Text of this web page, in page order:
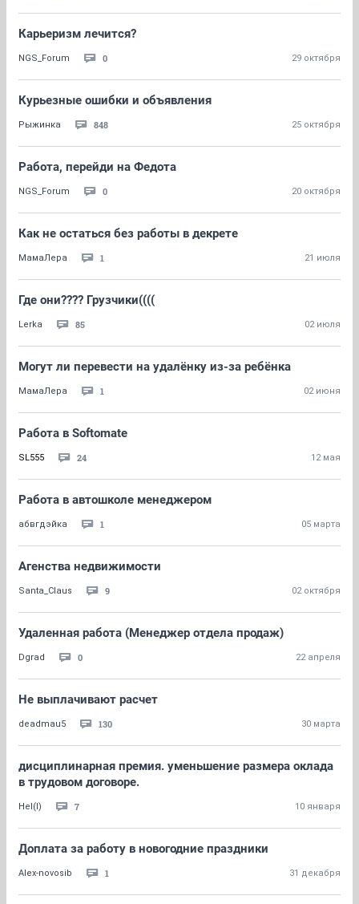
Карьеризм лечится?
NGS_Forum 0 29 октября
Курьезные ошибки и объявления
Рыжинка 848 25 октября
Работа, перейди на Федота
NGS_Forum 0 20 октября
Как не остаться без работы в декрете
МамаЛера 1 21 июля
Где они???? Грузчики((((
Lerka 85 02 июля
Могут ли перевести на удалёнку из-за ребёнка
МамаЛера 1 02 июня
Работа в Softomate
SL555 24 12 мая
Работа в автошколе менеджером
абвгдэйка 1 05 марта
Агенства недвижимости
Santa_Claus 9 02 октября
Удаленная работа (Менеджер отдела продаж)
Dgrad 0 22 апреля
Не выплачивают расчет
deadmau5 130 30 марта
дисциплинарная премия. уменьшение размера оклада
в трудовом договоре.
Hel(l) 7 10 января
Доплата за работу в новогодние праздники
Alex-novosib 1 31 декабря